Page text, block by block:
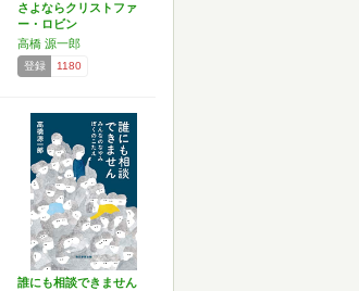
さよならクリストファ
ー・ロビン
高橋 源一郎
登録 1180
誰にも相談できません